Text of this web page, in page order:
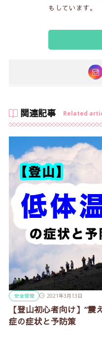
もしています。
関連記事 Related
安全管理 2021年3月13日
【登山初心者向け】“
症の症状と予防策